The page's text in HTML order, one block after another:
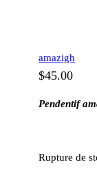
amazigh
$45.00
Pendentif
Rupture de